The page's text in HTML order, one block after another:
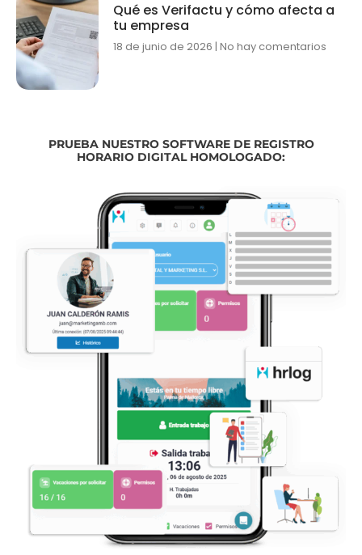
Qué es Verifactu y cómo afecta a
tu empresa
18 de junio de 2026 No hay comentarios
PRUEBA NUESTRO SOFTWARE DE REGISTRO
HORARIO DIGITAL HOMOLOGADO: